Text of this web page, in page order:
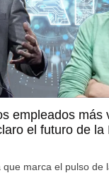
empleados más
el futuro de la
marca el pulso de